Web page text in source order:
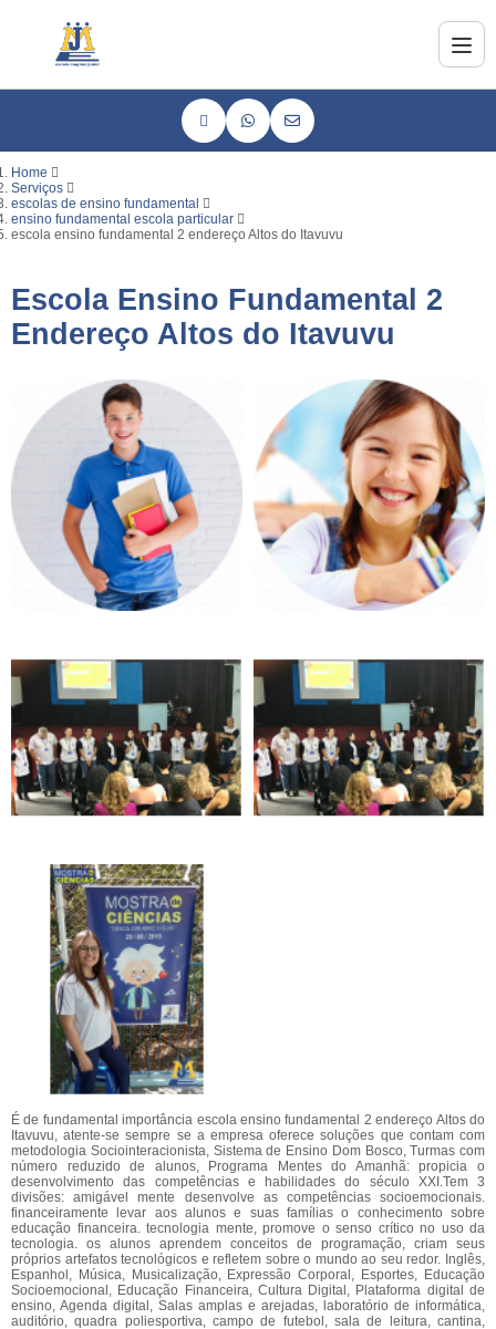
Home
Serviços
escolas de ensino fundamental
ensino fundamental escola particular
escola ensino fundamental 2 endereço Altos do Itavuvu
Escola Ensino Fundamental 2
Endereço Altos do Itavuvu
É de fundamental importância escola ensino fundamental 2 endereço Altos do
Itavuvu, atente-se sempre se a empresa oferece soluções que contam com
metodologia Sociointeracionista, Sistema de Ensino Dom Bosco, Turmas com
número reduzido de alunos, Programa Mentes do Amanhã: propicia o
desenvolvimento das competências e habilidades do século XXI.Tem 3
divisões: amigável mente desenvolve as competências socioemocionais.
financeiramente levar aos alunos e suas famílias o conhecimento sobre
educação financeira. tecnologia mente, promove o senso crítico no uso da
tecnologia. os alunos aprendem conceitos de programação, criam seus
próprios artefatos tecnológicos e refletem sobre o mundo ao seu redor. Inglês,
Espanhol, Música, Musicalização, Expressão Corporal, Esportes, Educação
Socioemocional, Educação Financeira, Cultura Digital, Plataforma digital de
ensino, Agenda digital, Salas amplas e arejadas, laboratório de informática,
auditório, quadra poliesportiva, campo de futebol, sala de leitura, cantina,